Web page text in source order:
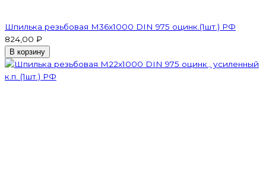
Шпилька резьбовая M36x1000 DIN 975 оцинк.(1шт.) РФ
824,00 ₽
В корзину